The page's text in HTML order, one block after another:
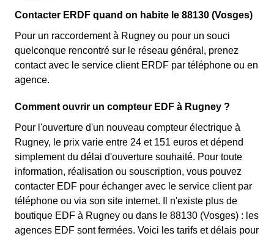
Contacter ERDF quand on habite le 88130 (Vosges)
Pour un raccordement à Rugney ou pour un souci
quelconque rencontré sur le réseau général, prenez
contact avec le service client ERDF par téléphone ou en
agence.
Comment ouvrir un compteur EDF à Rugney ?
Pour l'ouverture d'un nouveau compteur électrique à
Rugney, le prix varie entre 24 et 151 euros et dépend
simplement du délai d'ouverture souhaité. Pour toute
information, réalisation ou souscription, vous pouvez
contacter EDF pour échanger avec le service client par
téléphone ou via son site internet. Il n'existe plus de
boutique EDF à Rugney ou dans le 88130 (Vosges) : les
agences EDF sont fermées. Voici les tarifs et délais pour